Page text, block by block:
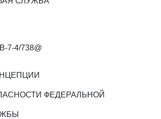
7-4/738@
ФЕДЕРАЛЬНОЙ